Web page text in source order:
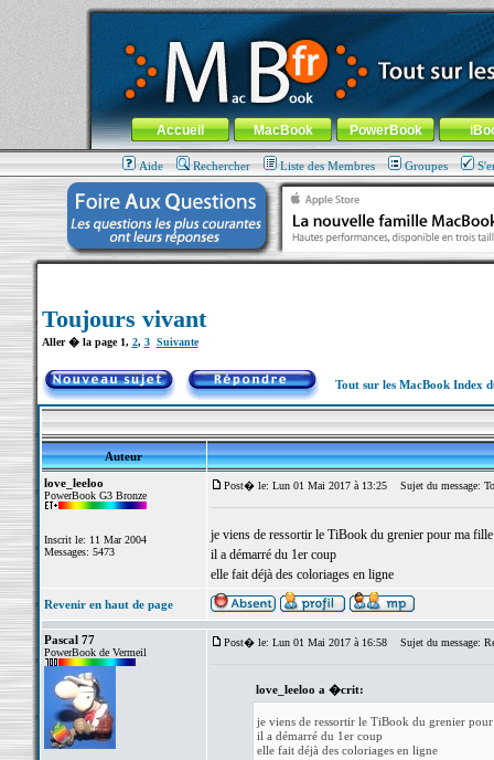
MacBook-fr.com : 100% Apple... 100% nomade !
Aller au contenu-Aller au menu général-Aller au menu de
Menu général
Accueil MacBook PowerBook
Aide Rechercher Liste des Membres Groupes
Toujours vivant
Aller � la page 1, 2, 3 Suivante
Tout sur les MacBook Index
Auteur
love_leeloo
PowerBook G3 Bronze
Inscrit le: 11 Mar 2004
Messages: 5473
Post� le: Lun 01 Mai 2017 à 13:25 Sujet du message:
je viens de ressortir le TiBook du grenier pour ma
il a démarré du 1er coup
elle fait déjà des coloriages en ligne
Revenir en haut de page
Pascal 77
PowerBook de Vermeil
Post� le: Lun 01 Mai 2017 à 16:58 Sujet du message:
love_leeloo a �crit:
je viens de ressortir le TiBook du grenier
il a démarré du 1er coup
elle fait déjà des coloriages en ligne